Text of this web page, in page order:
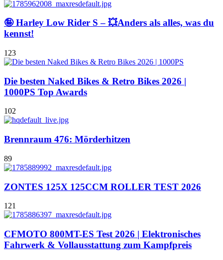
🤪 Harley Low Rider S – 💥Anders als alles, was du
kennst!
123
Die besten Naked Bikes & Retro Bikes 2026 |
1000PS Top Awards
102
Brennraum 476: Mörderhitzen
89
ZONTES 125X 125CCM ROLLER TEST 2026
121
CFMOTO 800MT-ES Test 2026 | Elektronisches
Fahrwerk & Vollausstattung zum Kampfpreis